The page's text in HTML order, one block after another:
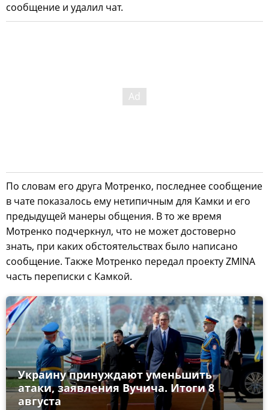
сообщение и удалил чат.
По словам его друга Мотренко, последнее сообщение
в чате показалось ему нетипичным для Камки и его
предыдущей манеры общения. В то же время
Мотренко подчеркнул, что не может достоверно
знать, при каких обстоятельствах было написано
сообщение. Также Мотренко передал проекту ZMINA
часть переписки с Камкой.
Украину принуждают уменьшить
атаки, заявления Вучича. Итоги 8
августа